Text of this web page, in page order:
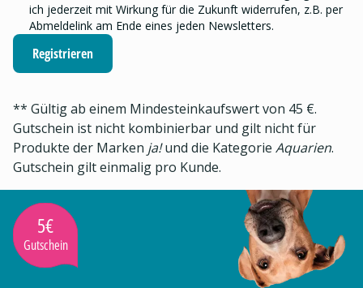
ich jederzeit mit Wirkung für die Zukunft widerrufen, z.B. per
Abmeldelink am Ende eines jeden Newsletters.
Registrieren
** Gültig ab einem Mindesteinkaufswert von 45 €.
Gutschein ist nicht kombinierbar und gilt nicht für
Produkte der Marken ja!und die Kategorie Aquarien.
Gutschein gilt einmalig pro Kunde.
5€
Gutschein